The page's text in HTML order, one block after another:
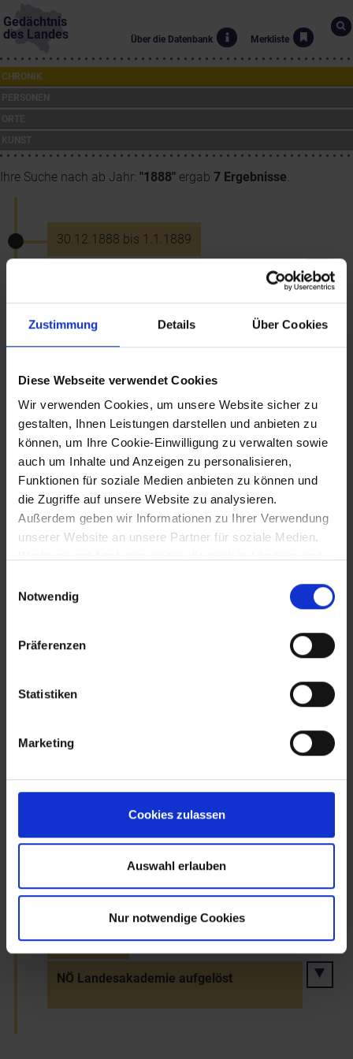
Zustimmung Details Über Cookies
Diese Webseite verwendet Cookies
Wir verwenden Cookies, um unsere Website sicher zu
gestalten, Ihnen Leistungen darstellen und anbieten zu
können, um Ihre Cookie-Einwilligung zu verwalten sowie
auch um Inhalte und Anzeigen zu personalisieren,
Funktionen für soziale Medien anbieten zu können und
die Zugriffe auf unsere Website zu analysieren.
Außerdem geben wir Informationen zu Ihrer Verwendung
unserer Website an unsere Partner für soziale Medien,
gegeben ist, und in denen Sie Ihre Rechte uU nicht
effektiv durchsetzen können. Unsere Partner führen
diese Informationen möglicherweise mit weiteren Daten
zusammen, die Sie ihnen bereitgestellt haben oder die
haben.
Notwendig
Präferenzen
Statistiken
Marketing
Cookies zulassen
Auswahl erlauben
Nur notwendige Cookies
Gedächtnis
des Landes
Über die Datenbank Merkliste
CHRONIK
Ihre Suche nach ab Jahr: "1888" ergab 7 Ergebnisse.
30.12.1888 bis 1.1.1889
Einigungsparteitag der Sozialdemokraten
30.12.1891
Postwagenüberfall auf der Strecke Wien-
Kaiserebersdorf, 20.000 Gulden werden
erbeutet
31.12.1950
Tod Bundespräsident Karl Renners in
Wien
31.12.1969
jene von 1883)
~31.12.1987
Straßenbau: Eröffnung der Umfahrung
von Hollabrunn, der Straße bei Judenau-
Überraschender Tod von Innenministerin
31.12.2016
NÖ Landesakademie aufgelöst